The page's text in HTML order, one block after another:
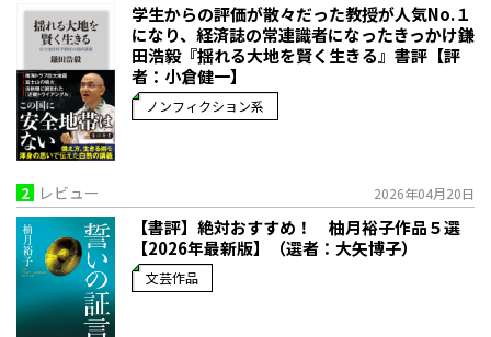
学生からの評価が散々だった教授が人気No.１
になり、経済誌の常連識者になったきっかけ――鎌
田浩毅『揺れる大地を賢く生きる』書評【評
者：小倉健一】
ノンフィクション系
2 レビュー 2026年04月20日
【書評】絶対おすすめ！ 柚月裕子作品５選
【2026年最新版】（選者：大矢博子）
文芸作品